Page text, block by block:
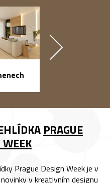
PRAGUE
Prague Design Week je v
v kreativním designu